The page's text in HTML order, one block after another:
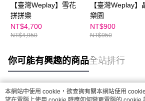
【臺灣Weplay】雪花
拼拼樂
NT$4,700
NT$4,950
【臺灣Weplay】
樂園
NT$900
NT$950
你可能有興趣的商品全站排行
本網站中使用 cookie，欲查詢有關本網站使用